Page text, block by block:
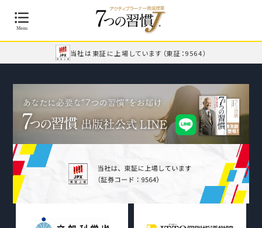
当社は東証に上場しています （東証：9564）